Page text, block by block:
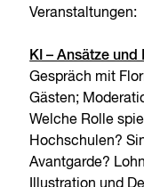
Veranstaltungen:
KI – Ansätze
Gespräch mit
Gästen;
Welche Rolle
Hochschulen?
Avantgarde?
Illustration und